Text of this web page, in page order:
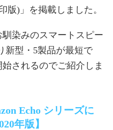
版)」を掲載しました。
染みのスマートスピー
新型・5製品が最短で
されるのでご紹介しま
Echo シリーズに
年版】